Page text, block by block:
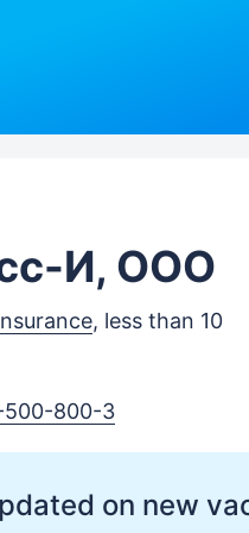
И, ООО
, less than 10
500-800-3
on new